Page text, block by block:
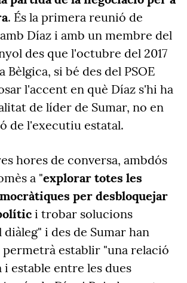
. És la primera reunió de
Díaz i amb un membre del
des que l'octubre del 2017
Bèlgica, si bé des del PSOE
l'accent en què Díaz s'hi ha
de líder de Sumar, no en
de l'executiu estatal.
hores de conversa, ambdós
a "explorar totes les
per desbloquejar
i trobar solucions
diàleg" i des de Sumar han
permetrà establir "una relació
estable entre les dues